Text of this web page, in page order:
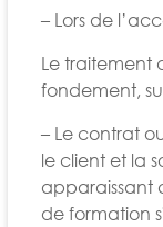
– Lors de
Le traitement
fondement,
– Le contrat
le client et la
apparaissant
de formation